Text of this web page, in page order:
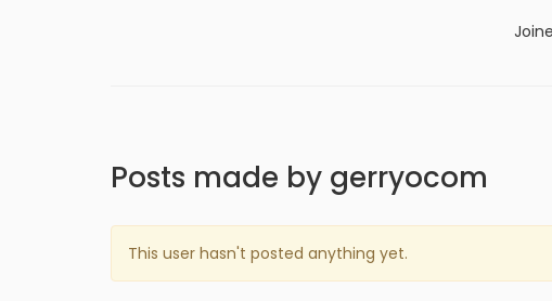
Posts made by gerryocom
This user hasn't posted anything yet.